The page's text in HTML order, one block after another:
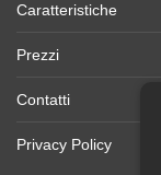
Caratteristiche
Prezzi
Contatti
Privacy Policy